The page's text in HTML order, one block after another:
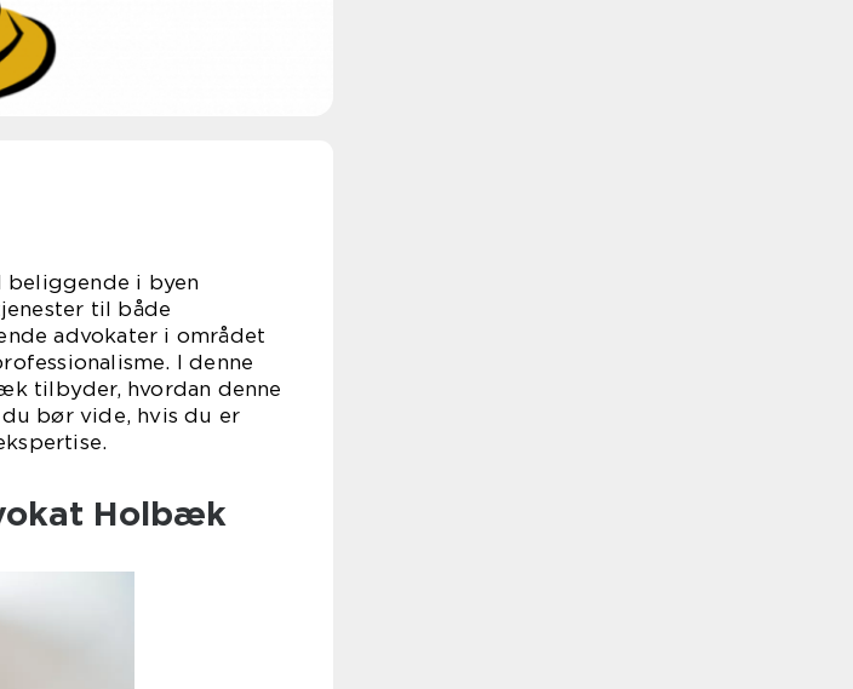
i byen
til både
advokater i området
I denne
tilbyder, hvordan denne
bør vide, hvis du er
Holbæk